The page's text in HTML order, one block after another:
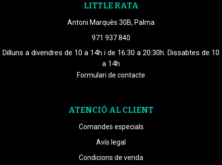
LITTLE RATA
Antoni Marquès 30B, Palma
971 937 840
Dilluns a divendres de 10 a 14h i de 16:30 a 20:30h. Dissabtes de 10
a 14h
Formulari de contacte
ATENCIÓ AL CLIENT
Comandes especials
Avís legal
Condicions de venda